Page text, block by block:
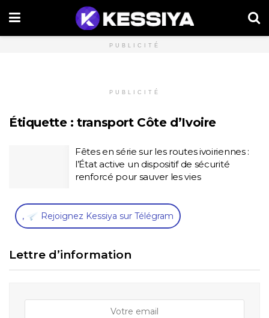
PUBLICITÉ
PUBLICITÉ
Étiquette :transport Côte d’Ivoire
Fêtes en série sur les routes ivoiriennes :
l’État active un dispositif de sécurité
renforcé pour sauver les vies
, Rejoignez Kessiya sur Télégram
Lettre d’information